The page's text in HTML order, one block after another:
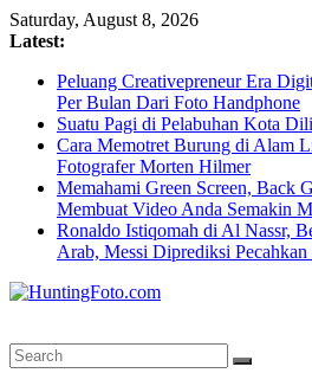
Skip
to
Saturday, August 8, 2026
Latest:
Peluang Creativepreneur Era
Per Bulan Dari Foto Handphone
Suatu Pagi di Pelabuhan Kota
Cara Memotret Burung di Alam
Fotografer Morten Hilmer
Memahami Green Screen, Back
Membuat Video Anda Semakin
Ronaldo Istiqomah di Al Nassr,
Arab, Messi Diprediksi